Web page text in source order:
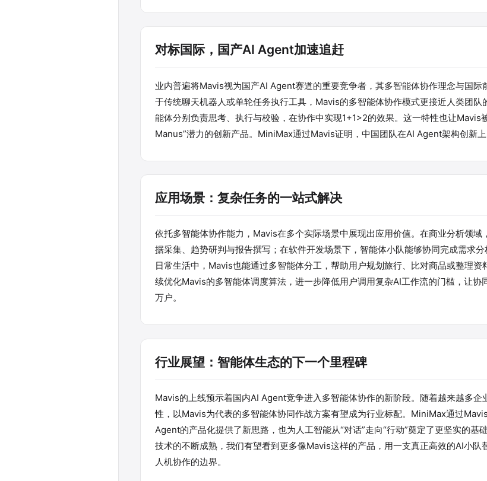
对标国际，国产AI Agent加速追赶
业内普遍将Mavis视为国产AI Agent赛道的重要竞争者，其多智能体协作理念与国际
于传统聊天机器人或单轮任务执行工具，Mavis的多智能体协作模式更接近人类团
能体分别负责思考、执行与校验，在协作中实现1+1>2的效果。这一特性也让Mavis
Manus”潜力的创新产品。MiniMax通过Mavis证明，中国团队在AI Agent架构创新上
应用场景：复杂任务的一站式解决
依托多智能体协作能力，Mavis在多个实际场景中展现出应用价值。在商业分析领域
据采集、趋势研判与报告撰写；在软件开发场景下，智能体小队能够协同完成需求
日常生活中，Mavis也能通过多智能体分工，帮助用户规划旅行、比对商品或整理
续优化Mavis的多智能体调度算法，进一步降低用户调用复杂AI工作流的门槛，让协
万户。
行业展望：智能体生态的下一个里程碑
Mavis的上线预示着国内AI Agent竞争进入多智能体协作的新阶段。随着越来越多企
性，以Mavis为代表的多智能体协同作战方案有望成为行业标配。MiniMax通过
Agent的产品化提供了新思路，也为人工智能从“对话”走向“行动”奠定了更坚实的基
技术的不断成熟，我们有望看到更多像Mavis这样的产品，用一支真正高效的AI小队
人机协作的边界。